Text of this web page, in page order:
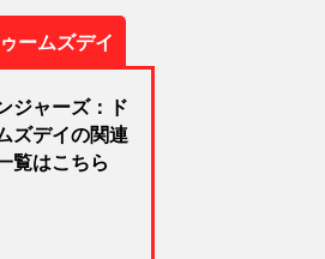
ームズデイ
ジャーズ：ド
ズデイの関連
覧はこちら